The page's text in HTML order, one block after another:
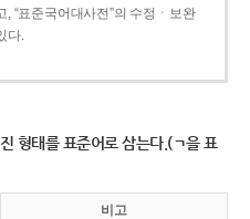
“표준국어대사전”의 수정ㆍ보완
다.
형태를 표준어로 삼는다.(ㄱ을 표
비고